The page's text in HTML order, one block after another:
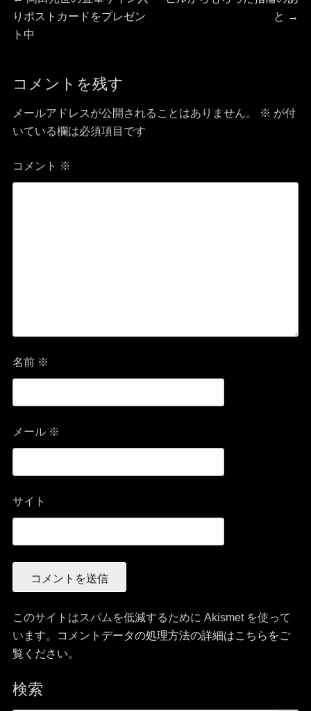
ー
稿
ビ
ゲ
ー
シ
の
投
りポストカードをプレゼン
ト中
と →
コメントを残す
メールアドレスが公開されることはありません。 ※ が付
いている欄は必須項目です
コメント ※
名前 ※
メール ※
サイト
このサイトはスパムを低減するために Akismet を使って
います。
コメントデータの処理方法の詳細はこちらをご
覧ください。
検索